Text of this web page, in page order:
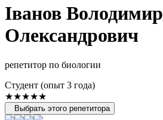
Іванов Володимир
Олександрович
репетитор по биологии
Cтудент (опыт 3 года)
★★★★★
Выбрать этого репетитора